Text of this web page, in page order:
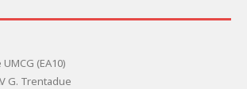
(EA10)
G. Trentadue